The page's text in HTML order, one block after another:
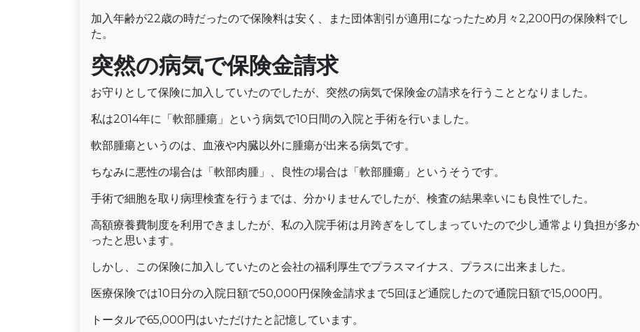
加入年齢が22歳の時だったので保険料は安く、また団体割引が適用になったため月々2,200円の保険料でし
た。
突然の病気で保険金請求
お守りとして保険に加入していたのでしたが、突然の病気で保険金の請求を行うこととなりました。
私は2014年に「軟部腫瘍」という病気で10日間の入院と手術を行いました。
軟部腫瘍というのは、血液や内臓以外に腫瘍が出来る病気です。
ちなみに悪性の場合は「軟部肉腫」、良性の場合は「軟部腫瘍」というそうです。
手術で細胞を取り病理検査を行うまでは、分かりませんでしたが、検査の結果幸いにも良性でした。
高額療養費制度を利用できましたが、私の入院手術は月跨ぎをしてしまっていたので少し通常より負担が多か
ったと思います。
しかし、この保険に加入していたのと会社の福利厚生でプラスマイナス、プラスに出来ました。
医療保険では10日分の入院日額で50,000円保険金請求まで5回ほど通院したので通院日額で15,000円。
トータルで65,000円はいただけたと記憶しています。